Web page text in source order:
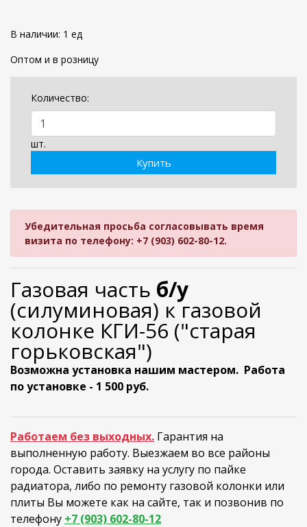
В наличии: 1 ед
Оптом и в розницу
Количество:
шт.
Купить
Убедительная просьба согласовывать время
визита по телефону: +7 (903) 602-80-12.
Газовая часть б/у
(силуминовая) к газовой
колонке КГИ-56 ("старая
горьковская")
Возможна установка нашим мастером. Работа
по установке - 1 500 руб.
Работаем без выходных. Гарантия на
выполненную работу. Выезжаем во все районы
города. Оставить заявку на услугу по пайке
радиатора, либо по ремонту газовой колонки или
плиты Вы можете как на сайте, так и позвонив по
телефону +7 (903) 602-80-12